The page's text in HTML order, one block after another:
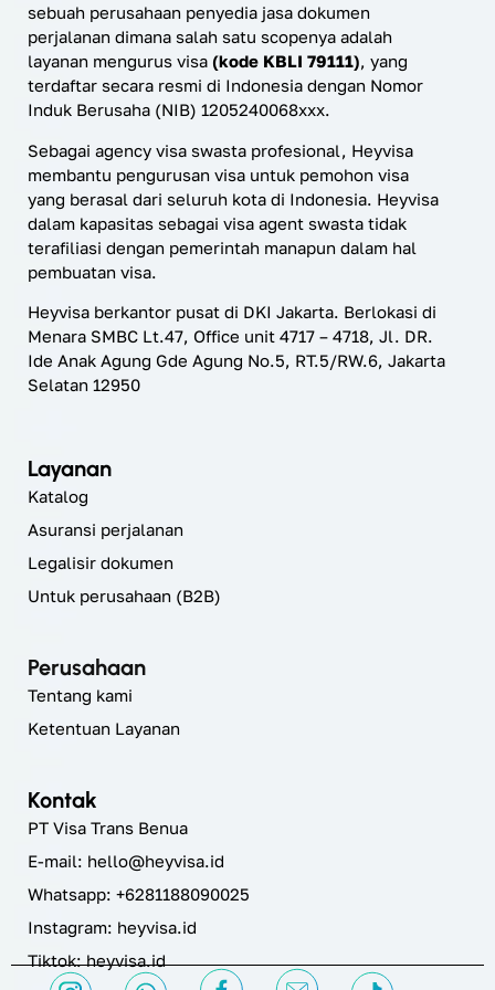
sebuah perusahaan penyedia jasa dokumen
perjalanan dimana salah satu scopenya adalah
layanan mengurus visa (kode KBLI 79111), yang
terdaftar secara resmi di Indonesia dengan Nomor
Induk Berusaha (NIB) 1205240068xxx.
Sebagai agency visa swasta profesional, Heyvisa
membantu pengurusan visa untuk pemohon visa
yang berasal dari seluruh kota di Indonesia. Heyvisa
dalam kapasitas sebagai visa agent swasta tidak
terafiliasi dengan pemerintah manapun dalam hal
pembuatan visa.
Heyvisa berkantor pusat di DKI Jakarta. Berlokasi di
Menara SMBC Lt.47, Office unit 4717 – 4718, Jl. DR.
Ide Anak Agung Gde Agung No.5, RT.5/RW.6, Jakarta
Selatan 12950
Layanan
Katalog
Asuransi perjalanan
Legalisir dokumen
Untuk perusahaan (B2B)
Perusahaan
Tentang kami
Ketentuan Layanan
Kontak
PT Visa Trans Benua
E-mail: hello@heyvisa.id
Whatsapp: +6281188090025
Instagram: heyvisa.id
Tiktok: heyvisa.id